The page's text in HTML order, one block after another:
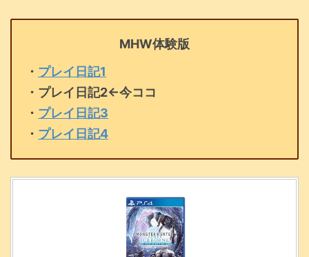
MHW体験版
・ プレイ日記1
・プレイ日記2←今ココ
・ プレイ日記3
・ プレイ日記4